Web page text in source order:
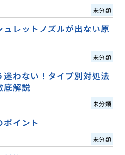
未分類
レットノズルが出ない原
未分類
わない！タイプ別対処法
底解説
未分類
ポイント
未分類